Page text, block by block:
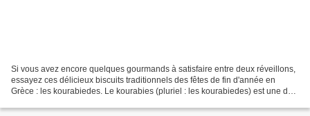
Si vous avez encore quelques gourmands à satisfaire entre deux réveillons,
essayez ces délicieux biscuits traditionnels des fêtes de fin d'année en
Grèce : les kourabiedes. Le kourabies (pluriel : les kourabiedes) est une des